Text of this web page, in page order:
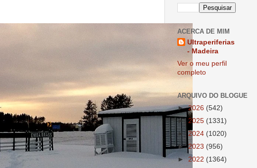
ACERCA DE MIM
Ultraperiferias
- Madeira
Ver o meu perfil
completo
ARQUIVO DO BLOGUE
►2026 (542)
► 2025 (1331)
► 2024 (1020)
►2023 (956)
►2022 (1364)